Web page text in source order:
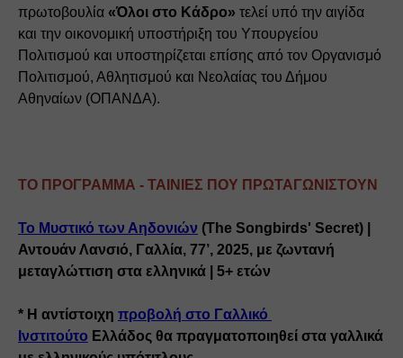
πρωτοβουλία «Όλοι στο Κάδρο» τελεί υπό την αιγίδα
και την οικονομική υποστήριξη του Υπουργείου
Πολιτισμού και υποστηρίζεται επίσης από τον Οργανισμό
Πολιτισμού, Αθλητισμού και Νεολαίας του Δήμου
Αθηναίων (ΟΠΑΝΔΑ).
ΤΟ ΠΡΟΓΡΑΜΜΑ - ΤΑΙΝΙΕΣ ΠΟΥ ΠΡΩΤΑΓΩΝΙΣΤΟΥΝ
Το Μυστικό των Αηδονιών (The Songbirds' Secret) |
Αντουάν Λανσιό, Γαλλία, 77’, 2025, με ζωντανή
μεταγλώττιση στα ελληνικά | 5+ ετών
* Η αντίστοιχη προβολή στο Γαλλικό
Ινστιτούτο Ελλάδος θα πραγματοποιηθεί στα γαλλικά